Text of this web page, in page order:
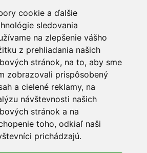
cookie a ďalšie
sledovania
na zlepšenie vášho
z prehliadania našich
stránok, na to, aby sme
zobrazovali prispôsobený
a cielené reklamy, na
návštevnosti našich
stránok a na
toho, odkiaľ naši
prichádzajú.
Vyhlásenie o prístupnosti
Kontakt
dizajn manuálom elektronických
je Regionálny úrad školskej správy.